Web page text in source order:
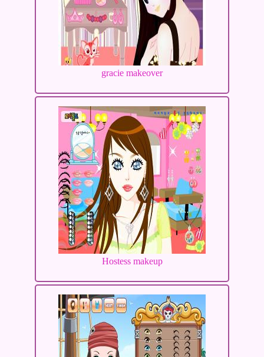
gracie makeover
Hostess makeup